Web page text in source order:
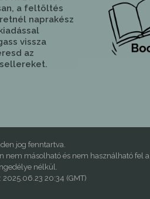
a feltöltés
naprakész
vissza
az
jog fenntartva.
nem másolható és nem használható fel a
nélkül.
20:34 (GMT)